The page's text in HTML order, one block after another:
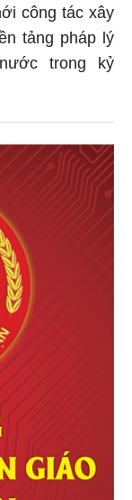
công tác xây
tảng pháp lý
trong kỷ